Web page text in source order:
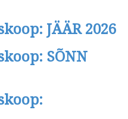
JÄÄR 2026
SÕNN